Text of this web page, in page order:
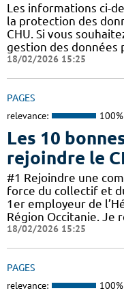
Les informations ci-
la protection des
CHU. Si vous
gestion des données
18/02/2026 15:25
PAGES
relevance: 100%
Les 10
rejoindre le
#1 Rejoindre une
force du collectif et
1er employeur de
Région Occitanie. Je
18/02/2026 15:25
PAGES
relevance: 100%